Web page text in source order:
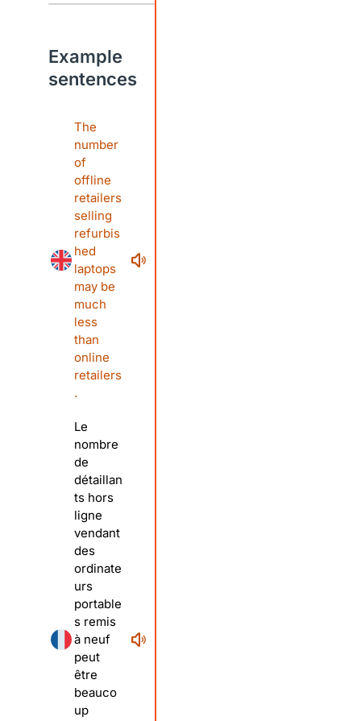
Example
sentences
The
number
of
offline
retailers
selling
refurbis
hed
laptops
may be
much
less
than
online
retailers
.
Le
nombre
de
détaillan
ts hors
ligne
vendant
des
ordinate
urs
portable
s remis
à neuf
peut
être
beauco
up